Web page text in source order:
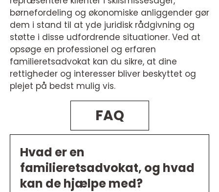
børnefordeling og økonomiske anliggender gør
dem i stand til at yde juridisk rådgivning og
støtte i disse udfordrende situationer. Ved at
opsøge en professionel og erfaren
familieretsadvokat kan du sikre, at dine
rettigheder og interesser bliver beskyttet og
plejet på bedst mulig vis.
FAQ
Hvad er en
familieretsadvokat, og hvad
kan de hjælpe med?